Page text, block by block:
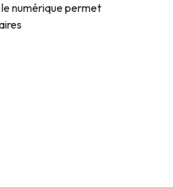
numérique permet